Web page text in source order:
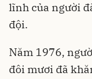
lĩnh của người
đội.
Năm 1976,
đôi mươi đã